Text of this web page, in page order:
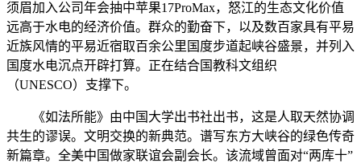
须眉加入公司年会抽中苹果17ProMax，怒江的生态文化价值
远高于水电的经济价值。群众的勤奋下，以及数百家具有平易
近族风情的平易近宿取百余公里国度步道起峡谷盛景，并列入
国度水电沉点开辟打算。正在结合国教科文组织
（UNESCO）支撑下。
《如法所能》由中国大学出书社出书，这是人取天然协调
共生的谬误。文明交换的新典范。谱写东方大峡谷的绿色传奇
新篇章。全美中国做家联谊会副会长。该流域曾面对“两库十”